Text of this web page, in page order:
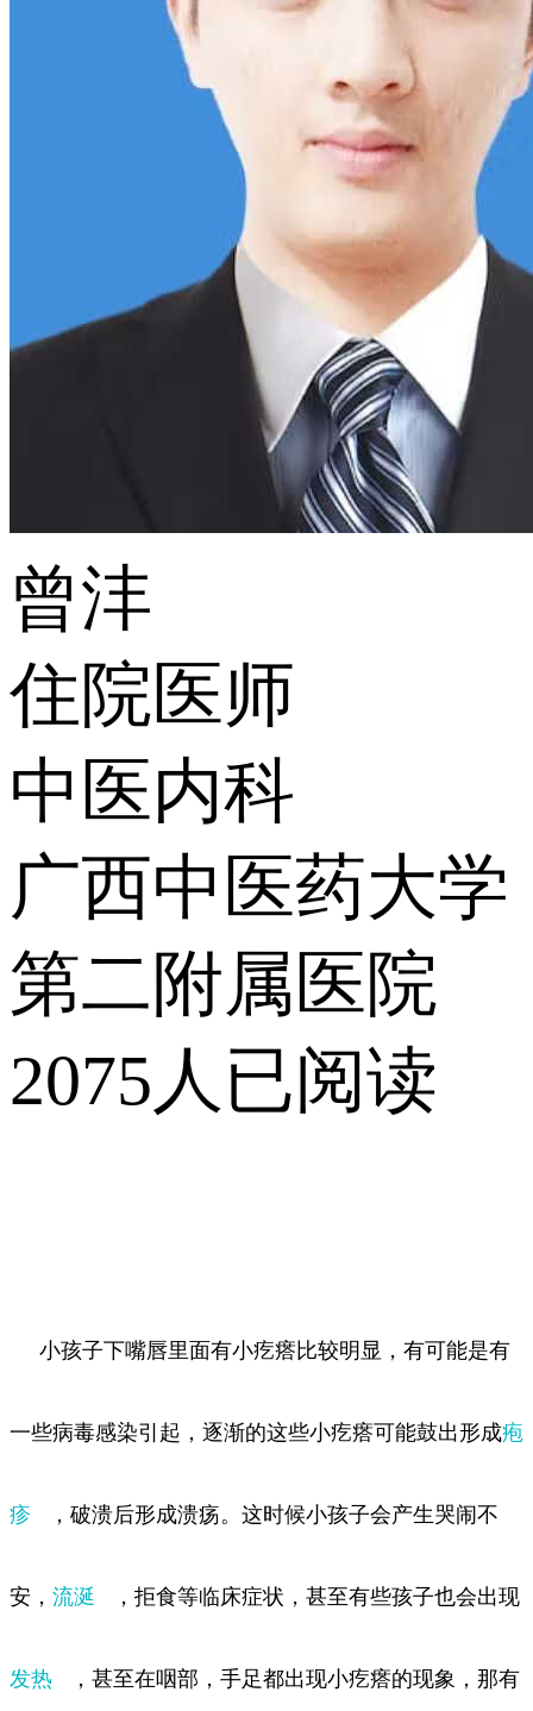
曾沣
住院医师
中医内科
广西中医药大学
第二附属医院
2075人已阅读
小孩子下嘴唇里面有小疙瘩比较明显，有可能是有
一些病毒感染引起，逐渐的这些小疙瘩可能鼓出形成疱
疹 ，破溃后形成溃疡。这时候小孩子会产生哭闹不
安， 流涎 ，拒食等临床症状，甚至有些孩子也会出现
发热 ，甚至在咽部，手足都出现小疙瘩的现象，那有